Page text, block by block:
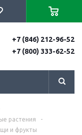
+7 (846) 212-96-52
+7 (800) 333-62-52
растения
-
и фрукты